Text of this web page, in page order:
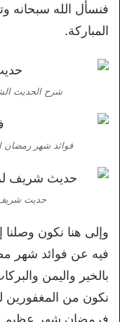
فنسأل الله سبحانه
المباركة.
شرح الحديث
فوائد شهر رمضان
حديث شريف
وإلى هنا نكون وصلنا
فيه عن فوائد شهر
بالخير واليمن
نكون من المغفورين
فرمضان شهر عظيم